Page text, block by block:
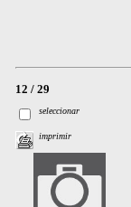
12 / 29
seleccionar
imprimir